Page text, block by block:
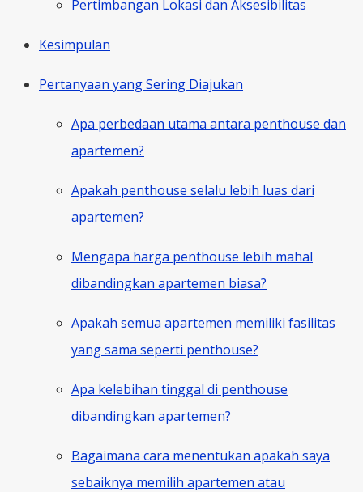
Pertimbangan Lokasi dan Aksesibilitas
Kesimpulan
Pertanyaan yang Sering Diajukan
Apa perbedaan utama antara penthouse dan
apartemen?
Apakah penthouse selalu lebih luas dari
apartemen?
Mengapa harga penthouse lebih mahal
dibandingkan apartemen biasa?
Apakah semua apartemen memiliki fasilitas
yang sama seperti penthouse?
Apa kelebihan tinggal di penthouse
dibandingkan apartemen?
Bagaimana cara menentukan apakah saya
sebaiknya memilih apartemen atau